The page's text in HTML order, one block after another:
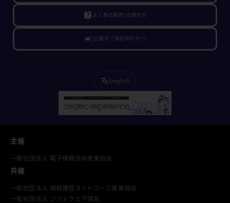
live_help よくある質問/お問合せ
campaign出展をご検討中の方へ
translateEnglish
主催
一般社団法人 電子情報技術産業協会
共催
一般社団法人 情報通信ネットワーク産業協会
一般社団法人 ソフトウェア協会